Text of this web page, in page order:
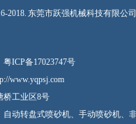
2018. 东莞市跃强机械科技有限公
粤ICP备17023747号
www.yqpsj.com
桥工业区8号
动转盘式喷砂机、手动喷砂机